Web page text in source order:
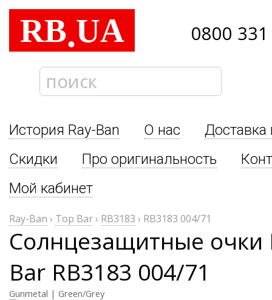
RB.UA 0800
История Ray-Ban О нас
Доставка
Скидки
Про оригинальность
Мой кабинет
Ray-Ban › Top Bar› RB3183 › RB3183 004/71
Солнцезащитные очки
Bar RB3183 004/71
Gunmetal | Green/Grey